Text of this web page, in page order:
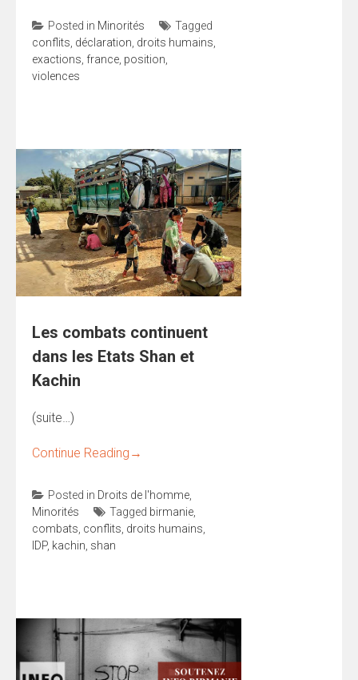
Posted in Minorités
Tagged
conflits déclaration droits humains
exactions france position
violences
Les combats continuent
dans les Etats Shan et
Kachin
(suite…)
Continue Reading →
Posted in Droits de l'homme,
Minorités
Tagged birmanie,
combats, conflits, droits humains,
IDP, kachin, shan